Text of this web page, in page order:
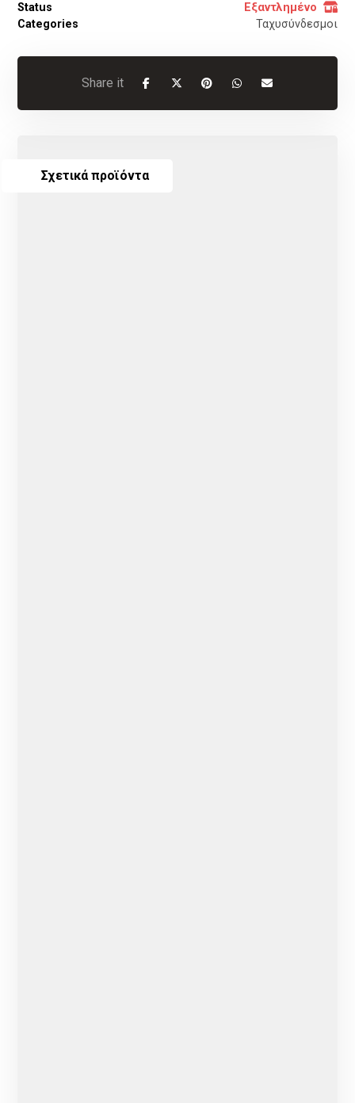
Status
Εξαντλημένο
Categories
Ταχυσύνδεσμοι
Σχετικά προϊόντα